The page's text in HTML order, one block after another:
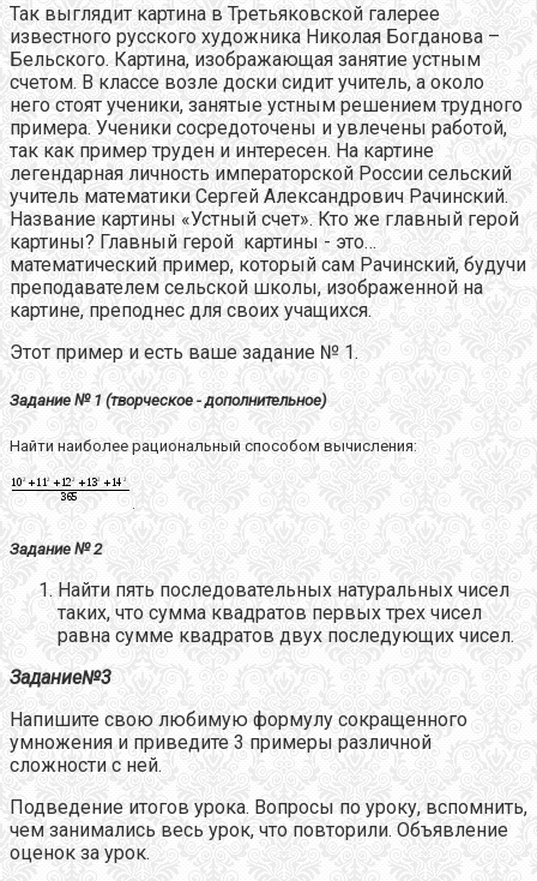
Так выглядит картина в Третьяковской галерее
известного русского художника Николая Богданова –
Бельского. Картина, изображающая занятие устным
счетом. В классе возле доски сидит учитель, а около
него стоят ученики, занятые устным решением трудного
примера. Ученики сосредоточены и увлечены работой,
так как пример труден и интересен. На картине
легендарная личность императорской России сельский
учитель математики Сергей Александрович Рачинский.
Название картины «Устный счет». Кто же главный герой
картины? Главный герой картины - это…
математический пример, который сам Рачинский, будучи
преподавателем сельской школы, изображенной на
картине, преподнес для своих учащихся.
Этот пример и есть ваше задание № 1.
Задание № 1 (творческое - дополнительное)
Найти наиболее рациональный способом вычисления:
.
Задание № 2
Найти пять последовательных натуральных чисел
таких, что сумма квадратов первых трех чисел
равна сумме квадратов двух последующих чисел.
Задание№3
Напишите свою любимую формулу сокращенного
умножения и приведите 3 примеры различной
сложности с ней.
Подведение итогов урока. Вопросы по уроку, вспомнить,
чем занимались весь урок, что повторили. Объявление
оценок за урок.